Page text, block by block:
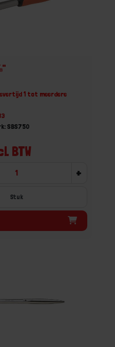
1 tot meerdere
SBS750
BTW
+
Stuk